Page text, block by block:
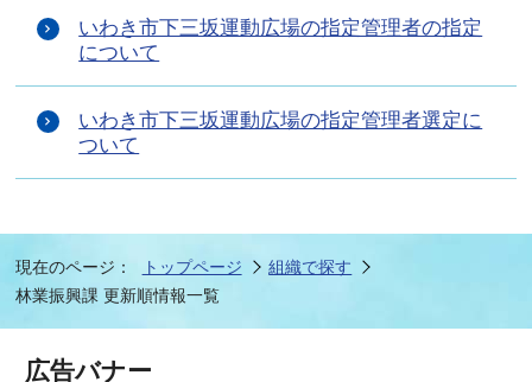
いわき市下三坂運動広場の指定管理者の指定
について
いわき市下三坂運動広場の指定管理者選定に
ついて
現在のページ： トップページ
組織で探す
林業振興課 更新順情報一覧
広告バナー